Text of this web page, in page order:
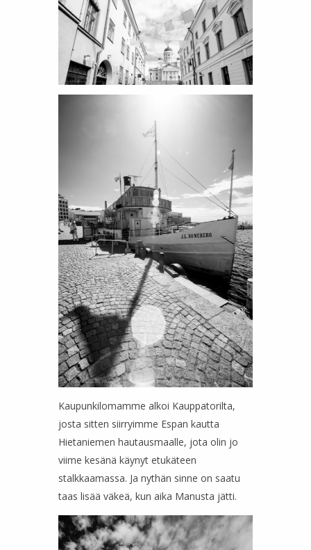
Kaupunkilomamme alkoi Kauppatorilta,
josta sitten siirryimme Espan kautta
Hietaniemen hautausmaalle, jota olin jo
viime kesänä käynyt etukäteen
stalkkaamassa. Ja nythän sinne on saatu
taas lisää väkeä, kun aika Manusta jätti.